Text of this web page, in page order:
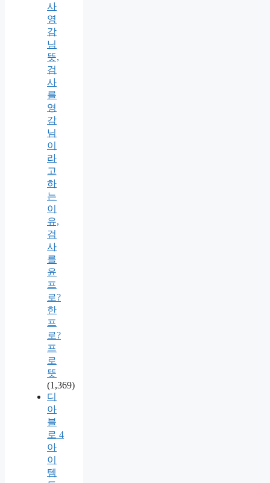
사
영
감
님
뜻,
검
사
를
영
감
님
이
라
고
하
는
이
유,
검
사
를
윤
프
로?
한
프
로?
프
로
뜻
(1,369)
디
아
블
로 4
아
이
템